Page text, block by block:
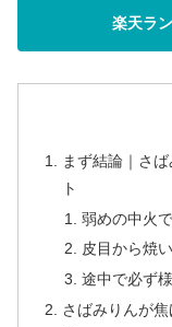
楽天ラ
まず結論｜さ
ト
弱めの中火
皮目から焼
途中で必ず
さばみりんが